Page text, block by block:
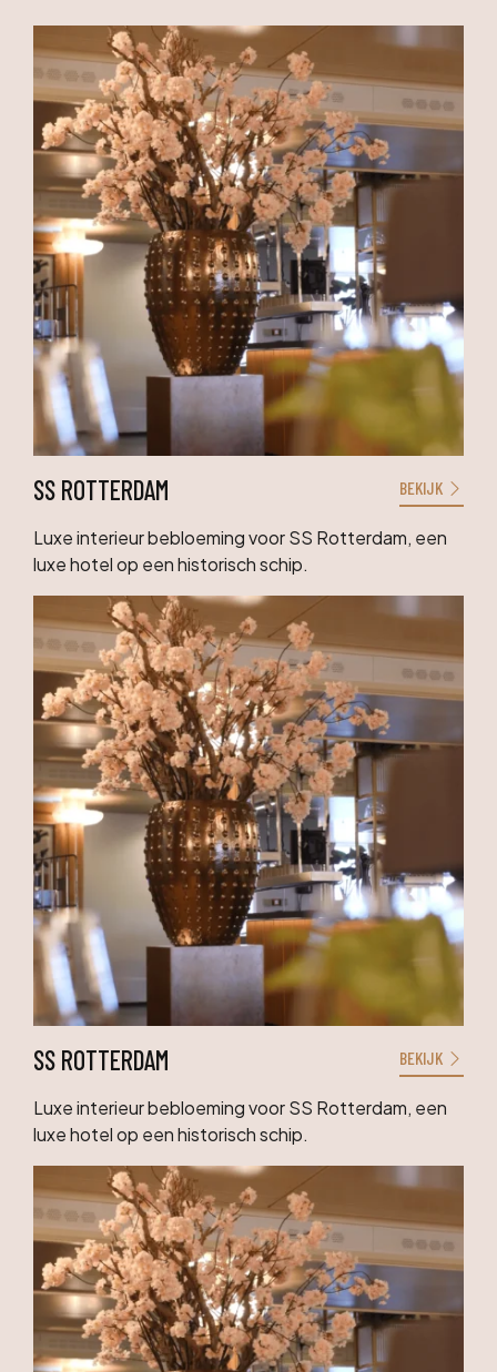
SS ROTTERDAM BEKIJK
Luxe interieur bebloeming voor SS Rotterdam, een
luxe hotel op een historisch schip.
SS ROTTERDAM BEKIJK
Luxe interieur bebloeming voor SS Rotterdam, een
luxe hotel op een historisch schip.